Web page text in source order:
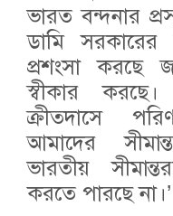
ভারত বন্দনার
ডামি সরকারের
প্রশংসা করছে
স্বীকার
ক্রীতদাসে
আমাদের
ভারতীয়
করতে পারছে না।’